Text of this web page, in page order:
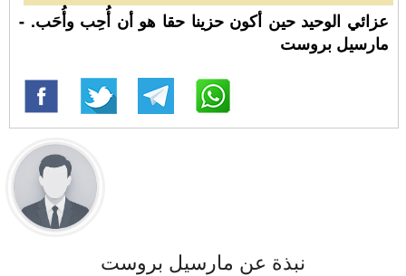
عزائي الوحيد حين أكون حزينا حقا هو أن أُحِب وأُحَب. -
مارسيل بروست
نبذة عن مارسيل بروست